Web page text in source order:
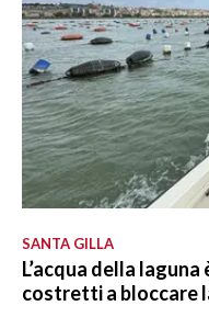
SANTA GILLA
L’acqua della
costretti a bloccare